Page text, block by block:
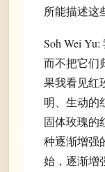
所能描述这
Soh Wei
而不把它们
果我看见红
明、生动的
固体玫瑰的
种逐渐增强
始，逐渐增